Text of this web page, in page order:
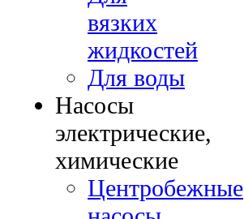
вязких
жидкостей
Для воды
Насосы
электрические,
химические
Центробежные